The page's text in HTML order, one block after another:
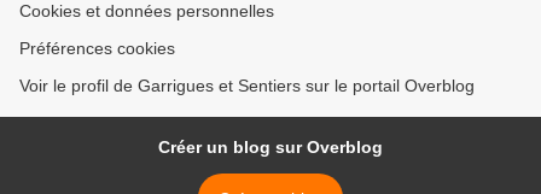
Cookies et données personnelles
Préférences cookies
Voir le profil de Garrigues et Sentiers sur le portail Overblog
Créer un blog sur Overblog